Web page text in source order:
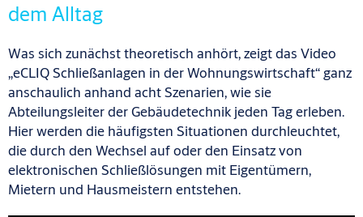
dem Alltag
Was sich zunächst theoretisch anhört, zeigt das Video
„eCLIQ Schließanlagen in der Wohnungswirtschaft“ ganz
anschaulich anhand acht Szenarien, wie sie
Abteilungsleiter der Gebäudetechnik jeden Tag erleben.
Hier werden die häufigsten Situationen durchleuchtet,
die durch den Wechsel auf oder den Einsatz von
elektronischen Schließlösungen mit Eigentümern,
Mietern und Hausmeistern entstehen.